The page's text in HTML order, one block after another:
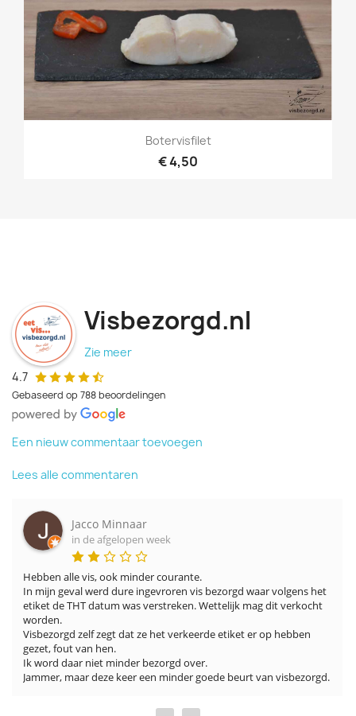
Botervisfilet
€ 4,50
Visbezorgd.nl
Zie meer
4.7
Gebaseerd op 788 beoordelingen
Een nieuw commentaar toevoegen
Lees alle commentaren
Jacco Minnaar
in de afgelopen week
Hebben alle vis, ook minder courante.
In mijn geval werd dure ingevroren vis bezorgd waar volgens het
etiket de THT datum was verstreken. Wettelijk mag dit verkocht
worden.
Visbezorgd zelf zegt dat ze het verkeerde etiket er op hebben
gezet, fout van hen.
Ik word daar niet minder bezorgd over.
Jammer, maar deze keer een minder goede beurt van visbezorgd.